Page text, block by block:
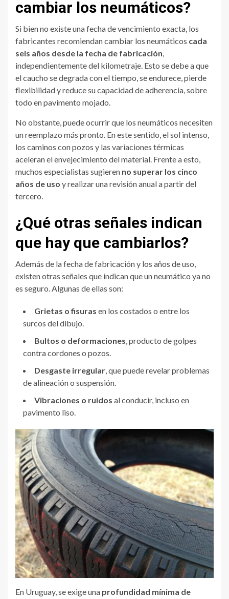
cambiar los neumáticos?
Si bien no existe una fecha de vencimiento exacta, los
fabricantes recomiendan cambiar los neumáticos cada
seis años desde la fecha de fabricación,
independientemente del kilometraje. Esto se debe a que
el caucho se degrada con el tiempo, se endurece, pierde
flexibilidad y reduce su capacidad de adherencia, sobre
todo en pavimento mojado.
No obstante, puede ocurrir que los neumáticos necesiten
un reemplazo más pronto. En este sentido, el sol intenso,
los caminos con pozos y las variaciones térmicas
aceleran el envejecimiento del material. Frente a esto,
muchos especialistas sugieren no superar los cinco
años de uso y realizar una revisión anual a partir del
tercero.
¿Qué otras señales indican
que hay que cambiarlos?
Además de la fecha de fabricación y los años de uso,
existen otras señales que indican que un neumático ya no
es seguro. Algunas de ellas son:
Grietas o fisuras en los costados o entre los
surcos del dibujo.
Bultos o deformaciones, producto de golpes
contra cordones o pozos.
Desgaste irregular, que puede revelar problemas
de alineación o suspensión.
Vibraciones o ruidos al conducir, incluso en
pavimento liso.
En Uruguay, se exige una profundidad mínima de